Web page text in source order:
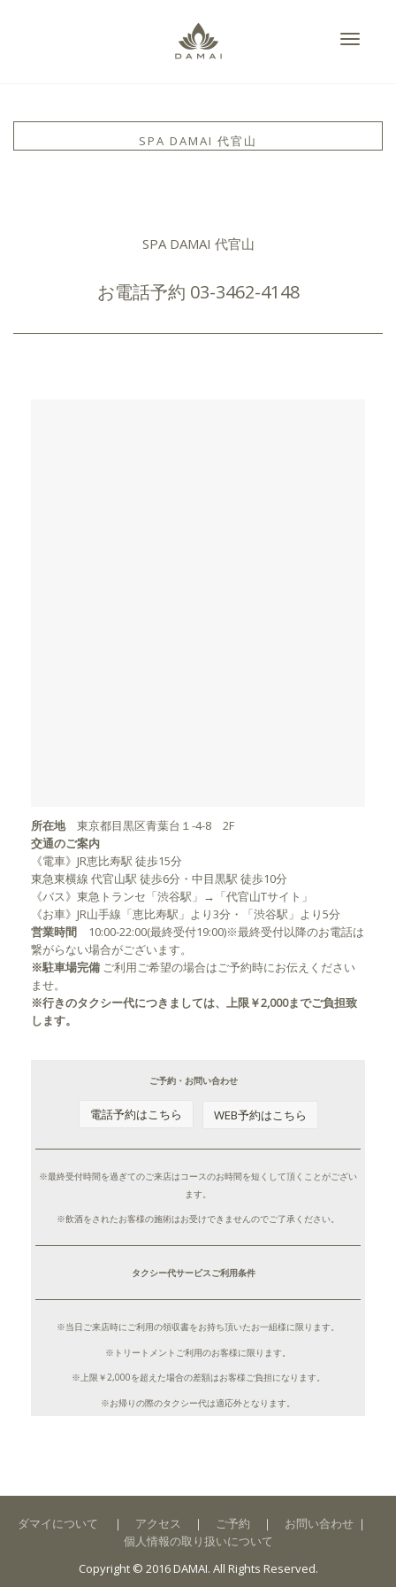
SPA DAMAI 代官山
SPA DAMAI 代官山
お電話予約 03-3462-4148
所在地 東京都目黒区青葉台１-4-8 2F
交通のご案内
《電車》JR恵比寿駅 徒歩15分
東急東横線 代官山駅 徒歩6分・中目黒駅 徒歩10分
《バス》東急トランセ「渋谷駅」→「代官山Tサイト」
《お車》JR山手線「恵比寿駅」より3分・「渋谷駅」より5分
営業時間 10:00-22:00(最終受付19:00)※最終受付以降のお電話は
繋がらない場合がございます。
※駐車場完備 ご利用ご希望の場合はご予約時にお伝えください
ませ。
※行きのタクシー代につきましては、上限￥2,000までご負担致
します。
ご予約・お問い合わせ
電話予約はこちら WEB予約はこちら
※最終受付時間を過ぎてのご来店はコースのお時間を短くして頂くことがござい
ます。
※飲酒をされたお客様の施術はお受けできませんのでご了承ください。
タクシー代サービスご利用条件
※当日ご来店時にご利用の領収書をお持ち頂いたお一組様に限ります。
※トリートメントご利用のお客様に限ります。
※上限￥2,000を超えた場合の差額はお客様ご負担になります。
※お帰りの際のタクシー代は適応外となります。
ダマイについて ｜ アクセス ｜ ご予約 ｜ お問い合わせ｜
個人情報の取り扱いについて
Copyright © 2016 DAMAI. All Rights Reserved.